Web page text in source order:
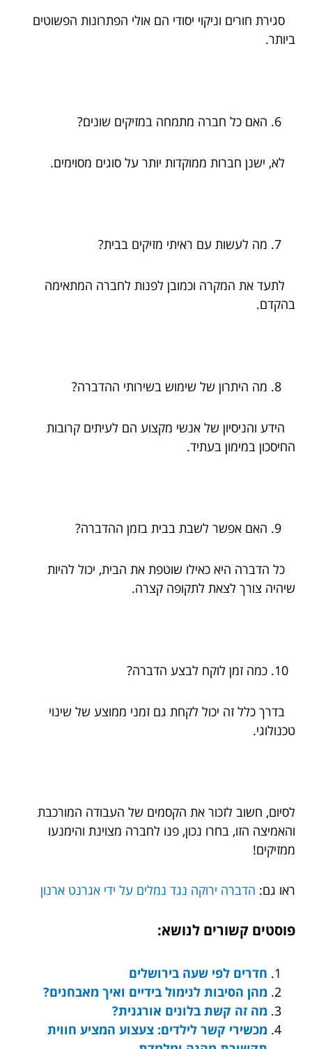
סגירת חורים וניקוי יסודי הם אולי הפתרונות הפשוטים
ביותר.
האם כל חברה מתמחה במזיקים שונים?
לא, ישנן חברות ממוקדות יותר על סוגים מסוימים.
מה לעשות עם ראיתי מזיקים בבית?
לתעד את המקרה וכמובן לפנות לחברה המתאימה
בהקדם.
מה היתרון של שימוש בשירותי ההדברה?
הידע והניסיון של אנשי מקצוע הם לעיתים קרובות
החיסכון במימון בעתיד.
האם אפשר לשבת בבית בזמן ההדברה?
כל הדברה היא כאילו שוטפת את הבית, יכול להיות
שיהיה צורך לצאת לתקופה קצרה.
כמה זמן לוקח לבצע הדברה?
בדרך כלל זה יכול לקחת גם זמני ממוצע של שינוי
טכנולוגי.
לסיום, חשוב לזכור את הקסמים של העבודה המורכבת
והאמיצה הזו, בחרו נכון, פנו לחברה מצוינת והימנעו
ממזיקים!
ראו גם: הדברה ירוקה נגד נמלים על ידי אגרנט ארנון
פוסטים קשורים לנושא:
חדרים לפי שעה בירושלים
מהן הסיבות לנימול בידיים ואיך מאבחנים?
מה זה קשת בלונים אורגנית?
מכשירי קשר לילדים: צעצוע המציע חווית